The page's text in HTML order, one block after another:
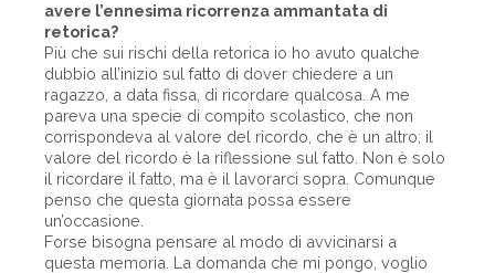
avere l’ennesima ricorrenza ammantata di
retorica?
Più che sui rischi della retorica io ho avuto qualche
dubbio all’inizio sul fatto di dover chiedere a un
ragazzo, a data fissa, di ricordare qualcosa. A me
pareva una specie di compito scolastico, che non
corrispondeva al valore del ricordo, che è un altro; il
valore del ricordo è la riflessione sul fatto. Non è solo
il ricordare il fatto, ma è il lavorarci sopra. Comunque
penso che questa giornata possa essere
un’occasione.
Forse bisogna pensare al modo di avvicinarsi a
questa memoria. La domanda che mi pongo, voglio